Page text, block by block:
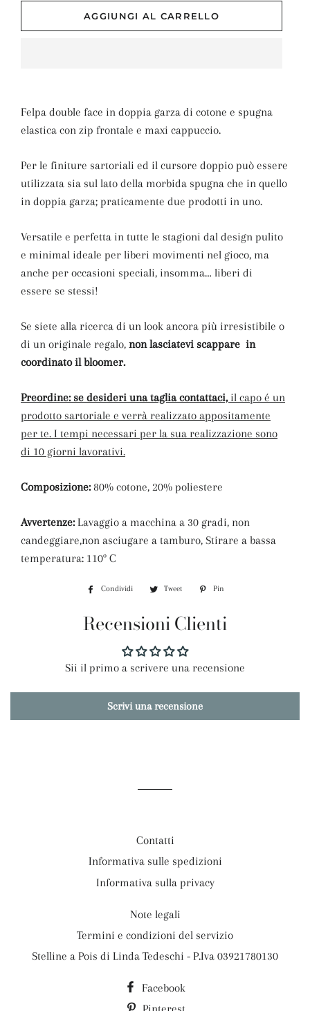
AGGIUNGI AL CARRELLO
Felpa double face in doppia garza di cotone e spugna
elastica con zip frontale e maxi cappuccio.
Per le finiture sartoriali ed il cursore doppio può essere
utilizzata sia sul lato della morbida spugna che in quello
in doppia garza; praticamente due prodotti in uno.
Versatile e perfetta in tutte le stagioni dal design pulito
e minimal ideale per liberi movimenti nel gioco, ma
anche per occasioni speciali, insomma… liberi di
essere se stessi!
Se siete alla ricerca di un look ancora più irresistibile o
di un originale regalo, non lasciatevi scappare in
coordinato il bloomer.
Preordine: se desideri una taglia contattaci, il capo é un
prodotto sartoriale e verrà realizzato appositamente
per te. I tempi necessari per la sua realizzazione sono
di 10 giorni lavorativi.
Composizione:80% cotone, 20% poliestere
Avvertenze: Lavaggio a macchina a 30 gradi, non
candeggiare,non asciugare a tamburo, Stirare a bassa
temperatura: 110º C
Condividi
Condividi
Facebook
Tweet
Twitta
Twitter
Pin
Recensioni Clienti
Sii il primo a scrivere una recensione
Scrivi una recensione
Contatti
Informativa sulle spedizioni
Informativa sulla privacy
Note legali
Termini e condizioni del servizio
Stelline a Pois di Linda Tedeschi - P.Iva 03921780130
Facebook